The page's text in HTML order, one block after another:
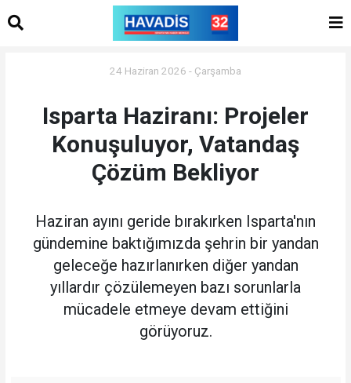
24 Haziran 2026 - Çarşamba
Isparta Haziranı: Projeler
Konuşuluyor, Vatandaş
Çözüm Bekliyor
Haziran ayını geride bırakırken Isparta'nın
gündemine baktığımızda şehrin bir yandan
geleceğe hazırlanırken diğer yandan
yıllardır çözülemeyen bazı sorunlarla
mücadele etmeye devam ettiğini
görüyoruz.